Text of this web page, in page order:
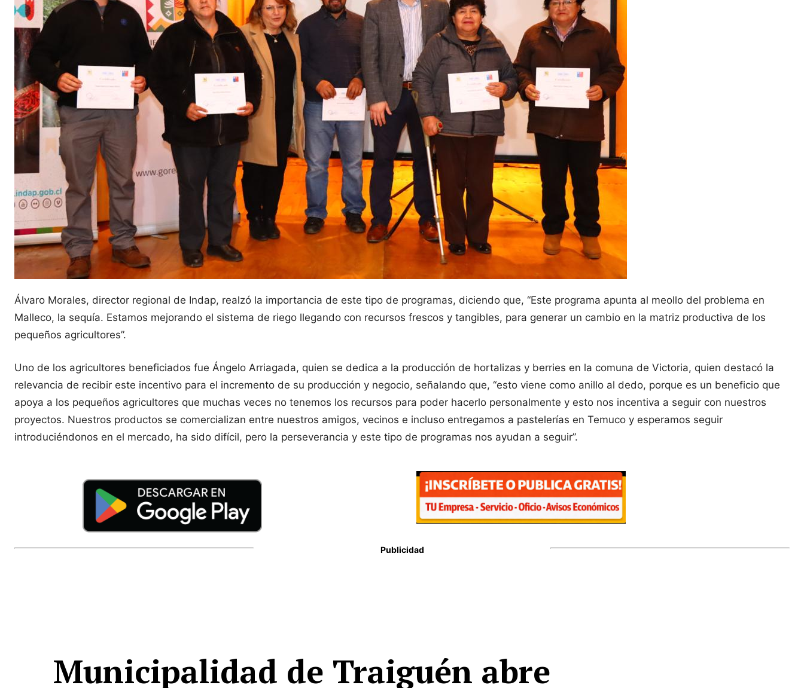
Álvaro Morales, director regional de Indap, realzó la importancia de este tipo de programas, diciendo que, “Este programa apunta al meollo del problema en
Malleco, la sequía. Estamos mejorando el sistema de riego llegando con recursos frescos y tangibles, para generar un cambio en la matriz productiva de los
pequeños agricultores”.
Uno de los agricultores beneficiados fue Ángelo Arriagada, quien se dedica a la producción de hortalizas y berries en la comuna de Victoria, quien destacó la
relevancia de recibir este incentivo para el incremento de su producción y negocio, señalando que, “esto viene como anillo al dedo, porque es un beneficio que
apoya a los pequeños agricultores que muchas veces no tenemos los recursos para poder hacerlo personalmente y esto nos incentiva a seguir con nuestros
proyectos. Nuestros productos se comercializan entre nuestros amigos, vecinos e incluso entregamos a pastelerías en Temuco y esperamos seguir
introduciéndonos en el mercado, ha sido difícil, pero la perseverancia y este tipo de programas nos ayudan a seguir”.
Publicidad